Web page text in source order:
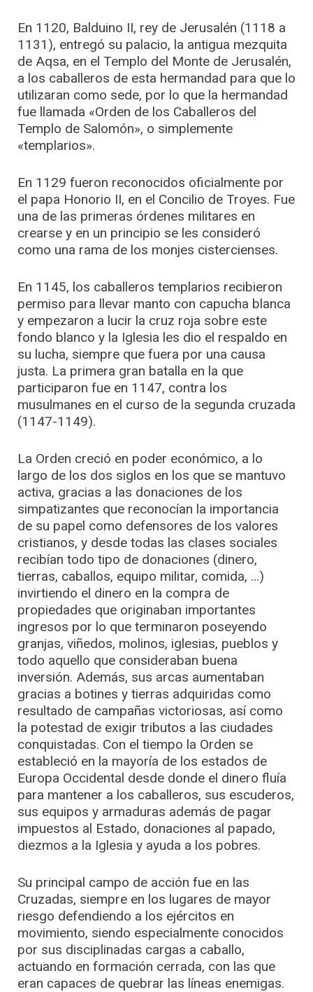
En 1120, Balduino II, rey de Jerusalén (1118 a
1131), entregó su palacio, la antigua mezquita
de Aqsa, en el Templo del Monte de Jerusalén,
a los caballeros de esta hermandad para que lo
utilizaran como sede, por lo que la hermandad
fue llamada «Orden de los Caballeros del
Templo de Salomón», o simplemente
«templarios».
En 1129 fueron reconocidos oficialmente por
el papa Honorio II, en el Concilio de Troyes. Fue
una de las primeras órdenes militares en
crearse y en un principio se les consideró
como una rama de los monjes cistercienses.
En 1145, los caballeros templarios recibieron
permiso para llevar manto con capucha blanca
y empezaron a lucir la cruz roja sobre este
fondo blanco y la Iglesia les dio el respaldo en
su lucha, siempre que fuera por una causa
justa. La primera gran batalla en la que
participaron fue en 1147, contra los
musulmanes en el curso de la segunda cruzada
(1147-1149).
La Orden creció en poder económico, a lo
largo de los dos siglos en los que se mantuvo
activa, gracias a las donaciones de los
simpatizantes que reconocían la importancia
de su papel como defensores de los valores
cristianos, y desde todas las clases sociales
recibían todo tipo de donaciones (dinero,
tierras, caballos, equipo militar, comida, …)
invirtiendo el dinero en la compra de
propiedades que originaban importantes
ingresos por lo que terminaron poseyendo
granjas, viñedos, molinos, iglesias, pueblos y
todo aquello que consideraban buena
inversión. Además, sus arcas aumentaban
gracias a botines y tierras adquiridas como
resultado de campañas victoriosas, así como
la potestad de exigir tributos a las ciudades
conquistadas. Con el tiempo la Orden se
estableció en la mayoría de los estados de
Europa Occidental desde donde el dinero fluía
para mantener a los caballeros, sus escuderos,
sus equipos y armaduras además de pagar
impuestos al Estado, donaciones al papado,
diezmos a la Iglesia y ayuda a los pobres.
Su principal campo de acción fue en las
Cruzadas, siempre en los lugares de mayor
riesgo defendiendo a los ejércitos en
movimiento, siendo especialmente conocidos
por sus disciplinadas cargas a caballo,
actuando en formación cerrada, con las que
eran capaces de quebrar las líneas enemigas.